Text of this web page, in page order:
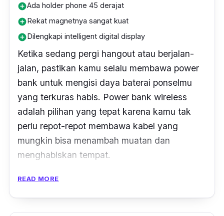
add_circleAda holder phone 45 derajat
add_circleRekat magnetnya sangat kuat
add_circleDilengkapi intelligent digital display
Ketika sedang pergi hangout atau berjalan-
jalan, pastikan kamu selalu membawa power
bank untuk mengisi daya baterai ponselmu
yang terkuras habis. Power bank wireless
adalah pilihan yang tepat karena kamu tak
perlu repot-repot membawa kabel yang
mungkin bisa menambah muatan dan
menghabiskan tempat.
Nah, jika membicarakan
READ MORE